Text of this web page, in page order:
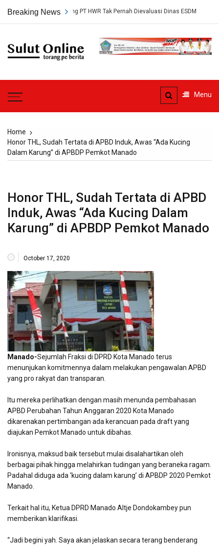
Breaking News
Tambang PT HWR Tak Pernah Dievaluasi Dinas ESDM
Sulut
Menu
Home
Honor THL, Sudah Tertata di APBD Induk, Awas “Ada Kucing
Dalam Karung” di APBDP Pemkot Manado
Honor THL, Sudah Tertata di APBD
Induk, Awas “Ada Kucing Dalam
Karung” di APBDP Pemkot Manado
October 17, 2020
Manado-Sejumlah Fraksi di DPRD Kota Manado terus
menunjukan komitmennya dalam melakukan pengawalan APBD
yang pro rakyat dan transparan.
Itu mereka perlihatkan dengan masih menunda pembahasan
APBD Perubahan Tahun Anggaran 2020 Kota Manado
dikarenakan pertimbangan ada kerancuan pada draft yang
diajukan Pemkot Manado untuk dibahas.
Ironisnya, maksud baik tersebut mulai disalahartikan oleh
berbagai pihak hingga melahirkan tudingan yang beraneka ragam.
Padahal diduga ada ‘kucing dalam karung’ di APBDP 2020 Pemkot
Manado.
Terkait hal itu, Ketua DPRD Manado Altje Dondokambey pun
memberikan klarifikasi.
“Jadi begini yah. Saya akan jelaskan secara terang benderang